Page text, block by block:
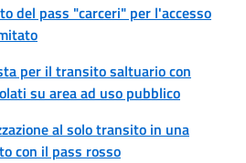
del pass "carceri" per l'accesso
per il transito saltuario con
su area ad uso pubblico
al solo transito in una
con il pass rosso